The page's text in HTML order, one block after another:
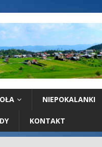
NIEPOKALANKI
KONTAKT